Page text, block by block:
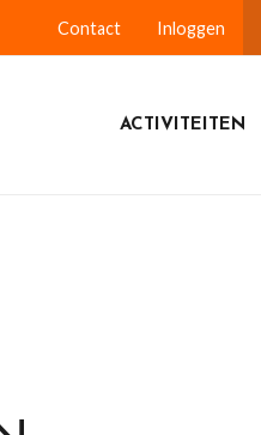
Contact Inloggen
ACTIVITEITEN